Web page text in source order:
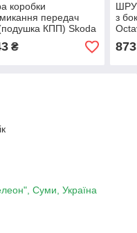
коробки
передач
КПП) Skoda
II (1Z3) Swag (SW
₴
з
873
Суми, Україна